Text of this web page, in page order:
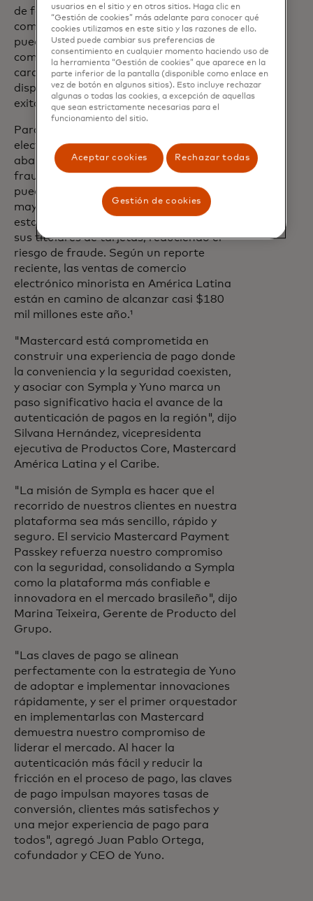
de forma segura en el archivo de un
comerciante. Para confirmar el pago,
pueden usar autenticación biométrica,
como huella dactilar o escaneo facial,
características ya disponibles en sus
dispositivos. Tras una autenticación
exitosa, la transacción se completa.
Para los actores del comercio
electrónico, esto significa menos carritos
abandonados y un menor riesgo de
fraude, mientras que los consumidores
pueden disfrutar de pagos más rápidos y
mayor tranquilidad. Para los emisores,
esta es una alternativa para autenticar a
sus titulares de tarjetas, reduciendo el
riesgo de fraude. Según un reporte
reciente, las ventas de comercio
electrónico minorista en América Latina
están en camino de alcanzar casi $180
mil millones este año.¹
"Mastercard está comprometida en
construir una experiencia de pago donde
la conveniencia y la seguridad coexisten,
y asociar con Sympla y Yuno marca un
paso significativo hacia el avance de la
autenticación de pagos en la región", dijo
Silvana Hernández, vicepresidenta
ejecutiva de Productos Core, Mastercard
América Latina y el Caribe.
"La misión de Sympla es hacer que el
recorrido de nuestros clientes en nuestra
plataforma sea más sencillo, rápido y
seguro. El servicio Mastercard Payment
Passkey refuerza nuestro compromiso
con la seguridad, consolidando a Sympla
como la plataforma más confiable e
innovadora en el mercado brasileño", dijo
Marina Teixeira, Gerente de Producto del
Grupo.
"Las claves de pago se alinean
perfectamente con la estrategia de Yuno
de adoptar e implementar innovaciones
rápidamente, y ser el primer orquestador
en implementarlas con Mastercard
demuestra nuestro compromiso de
liderar el mercado. Al hacer la
autenticación más fácil y reducir la
fricción en el proceso de pago, las claves
de pago impulsan mayores tasas de
conversión, clientes más satisfechos y
una mejor experiencia de pago para
todos", agregó Juan Pablo Ortega,
cofundador y CEO de Yuno.
usuarios en el sitio y en otros sitios. Haga clic en
“Gestión de cookies” más adelante para conocer qué
cookies utilizamos en este sitio y las razones de ello.
Usted puede cambiar sus preferencias de
consentimiento en cualquier momento haciendo uso de
la herramienta “Gestión de cookies” que aparece en la
parte inferior de la pantalla (disponible como enlace en
vez de botón en algunos sitios). Esto incluye rechazar
algunas o todas las cookies, a excepción de aquellas
que sean estrictamente necesarias para el
funcionamiento del sitio.
Aceptar cookies Rechazar todas
Gestión de cookies